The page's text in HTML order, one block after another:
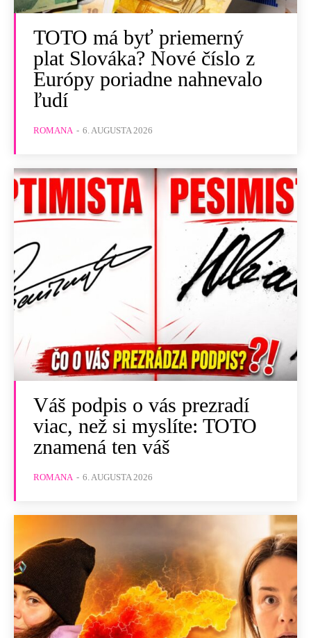
TOTO má byť priemerný
plat Slováka? Nové číslo z
Európy poriadne nahnevalo
ľudí
ROMANA - 6. AUGUSTA 2026
Váš podpis o vás prezradí
viac, než si myslíte: TOTO
znamená ten váš
ROMANA - 6. AUGUSTA 2026